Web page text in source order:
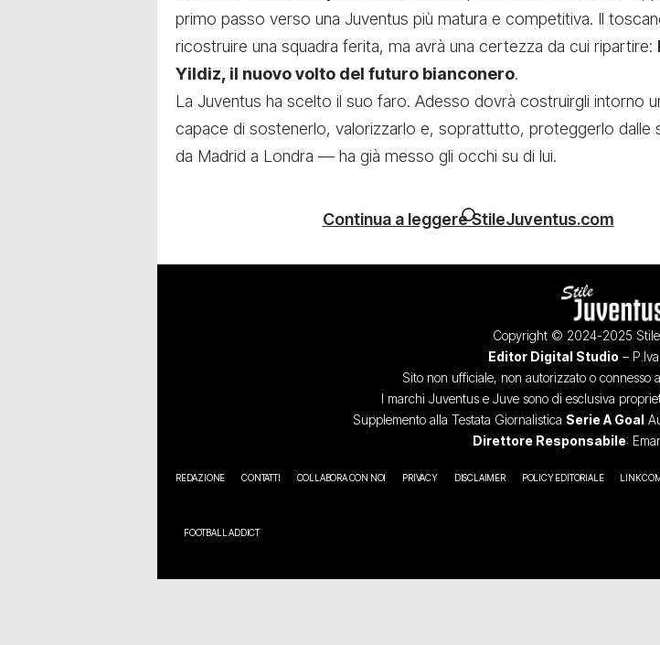
primo passo verso una Juventus più matura e competitiva. Il
ricostruire una squadra ferita, ma avrà una certezza da cui ripartire:
Yildiz, il nuovo volto del futuro bianconero.
La Juventus ha scelto il suo faro. Adesso dovrà costruirgli intorno
capace di sostenerlo, valorizzarlo e, soprattutto, proteggerlo dalle
da Madrid a Londra — ha già messo gli occhi su di lui.
Continua a leggere StileJuventus.com
Copyright © 2024-2025
Editor Digital Studio –
Sito non ufficiale, non autorizzato o connesso
I marchi Juventus e Juve sono di esclusiva
Supplemento alla Testata Giornalistica Serie A Goal
Direttore Responsabile:
REDAZIONE CONTATTI COLLABORA CON NOI PRIVACY DISCLAIMER POLICY EDITORIALE LINK
FOOTBALL ADDICT